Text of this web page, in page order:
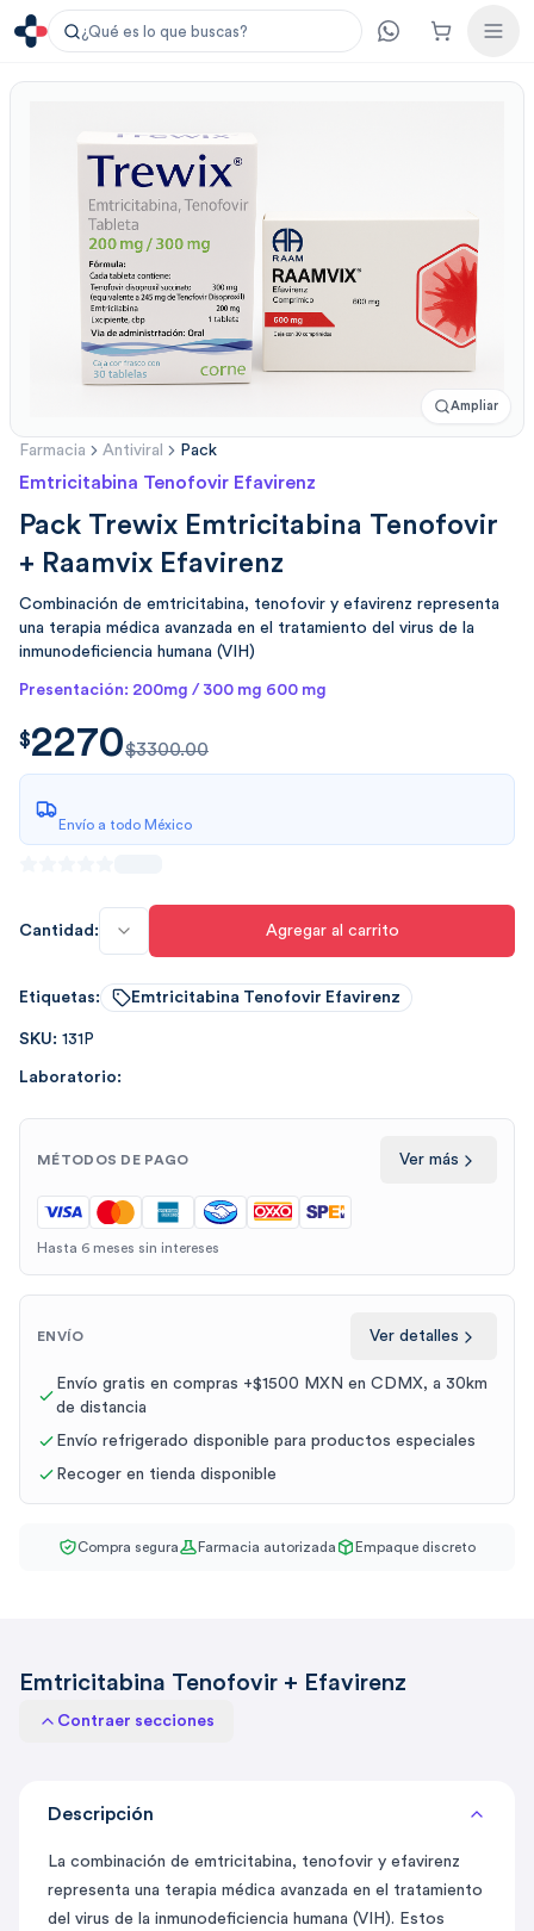
¿Qué es lo que buscas?
Ampliar
Farmacia Antiviral Pack
Emtricitabina Tenofovir Efavirenz
Pack Trewix Emtricitabina Tenofovir
+ Raamvix Efavirenz
Combinación de emtricitabina, tenofovir y efavirenz representa
una terapia médica avanzada en el tratamiento del virus de la
inmunodeficiencia humana (VIH)
Presentación: 200mg / 300 mg 600 mg
$2270.00
$2270$3300.00
Envío a todo México
Cantidad: Agregar al carrito
Etiquetas: Emtricitabina Tenofovir Efavirenz
SKU: 131P
Laboratorio:
MÉTODOS DE PAGO Ver más
Hasta 6 meses sin intereses
ENVÍO Ver detalles
Envío gratis en compras +$1500 MXN en CDMX, a 30km
de distancia
Envío refrigerado disponible para productos especiales
Recoger en tienda disponible
Compra segura Farmacia autorizada Empaque discreto
Emtricitabina Tenofovir + Efavirenz
Contraer secciones
Descripción
La combinación de emtricitabina, tenofovir y efavirenz
representa una terapia médica avanzada en el tratamiento
del virus de la inmunodeficiencia humana (VIH). Estos